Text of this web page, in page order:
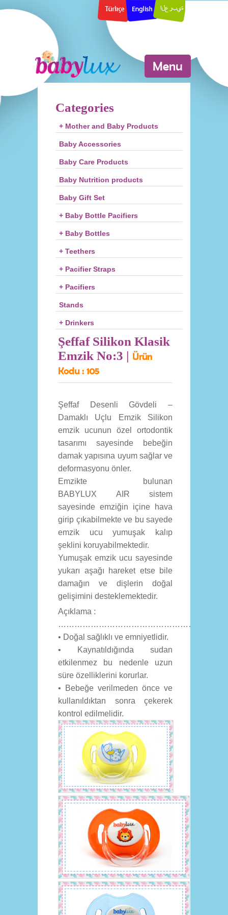
Menu
Categories
+ Mother and Baby Products
Baby Accessories
Baby Care Products
Baby Nutrition products
Baby Gift Set
+ Baby Bottle Pacifiers
+ Baby Bottles
+ Teethers
+ Pacifier Straps
+ Pacifiers
Stands
+ Drinkers
Şeffaf Silikon Klasik
Emzik No:3 | Ürün
Kodu : 105
Şeffaf Desenli Gövdeli –
Damaklı Uçlu Emzik Silikon
emzik ucunun özel ortodontik
tasarımı sayesinde bebeğin
damak yapısına uyum sağlar ve
deformasyonu önler.
Emzikte bulunan
BABYLUX AIR sistem
sayesinde emziğin içine hava
girip çıkabilmekte ve bu sayede
emzik ucu yumuşak kalıp
şeklini koruyabilmektedir.
Yumuşak emzik ucu sayesinde
yukarı aşağı hareket etse bile
damağın ve dişlerin doğal
gelişimini desteklemektedir.
Açıklama :
• Doğal sağlıklı ve emniyetlidir.
• Kaynatıldığında sudan
etkilenmez bu nedenle uzun
süre özelliklerini korurlar.
• Bebeğe verilmeden önce ve
kullanıldıktan sonra çekerek
kontrol edilmelidir.